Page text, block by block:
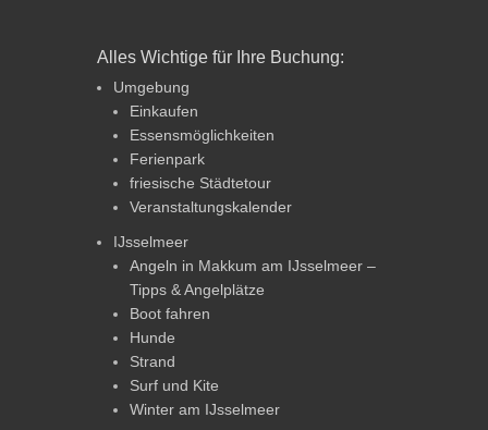
Alles Wichtige für Ihre Buchung:
Umgebung
Einkaufen
Essensmöglichkeiten
Ferienpark
friesische Städtetour
Veranstaltungskalender
IJsselmeer
Angeln in Makkum am IJsselmeer –
Tipps & Angelplätze
Boot fahren
Hunde
Strand
Surf und Kite
Winter am IJsselmeer